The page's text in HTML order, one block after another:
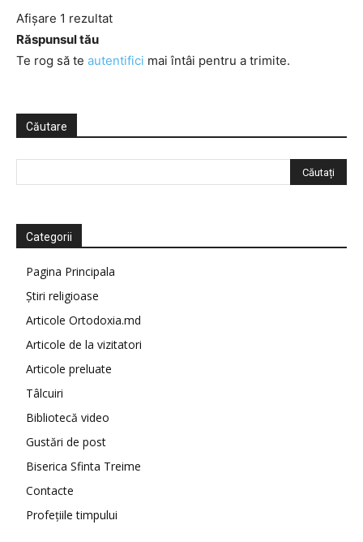
Afișare 1 rezultat
Răspunsul tău
Te rog să te autentifici mai întâi pentru a trimite.
Căutare
Categorii
Pagina Principala
Știri religioase
Articole Ortodoxia.md
Articole de la vizitatori
Articole preluate
Tâlcuiri
Bibliotecă video
Gustări de post
Biserica Sfinta Treime
Contacte
Profețiile timpului